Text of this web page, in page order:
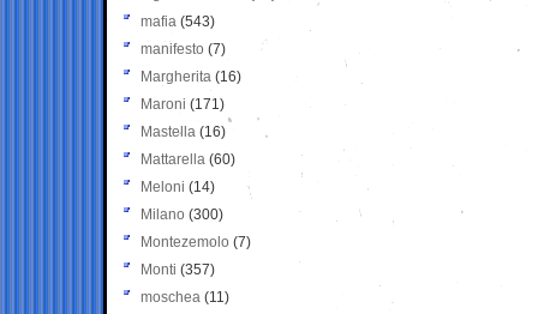
mafia (543)
manifesto (7)
Margherita (16)
Maroni (171)
Mastella (16)
Mattarella (60)
Meloni (14)
Milano (300)
Montezemolo (7)
Monti (357)
moschea (11)